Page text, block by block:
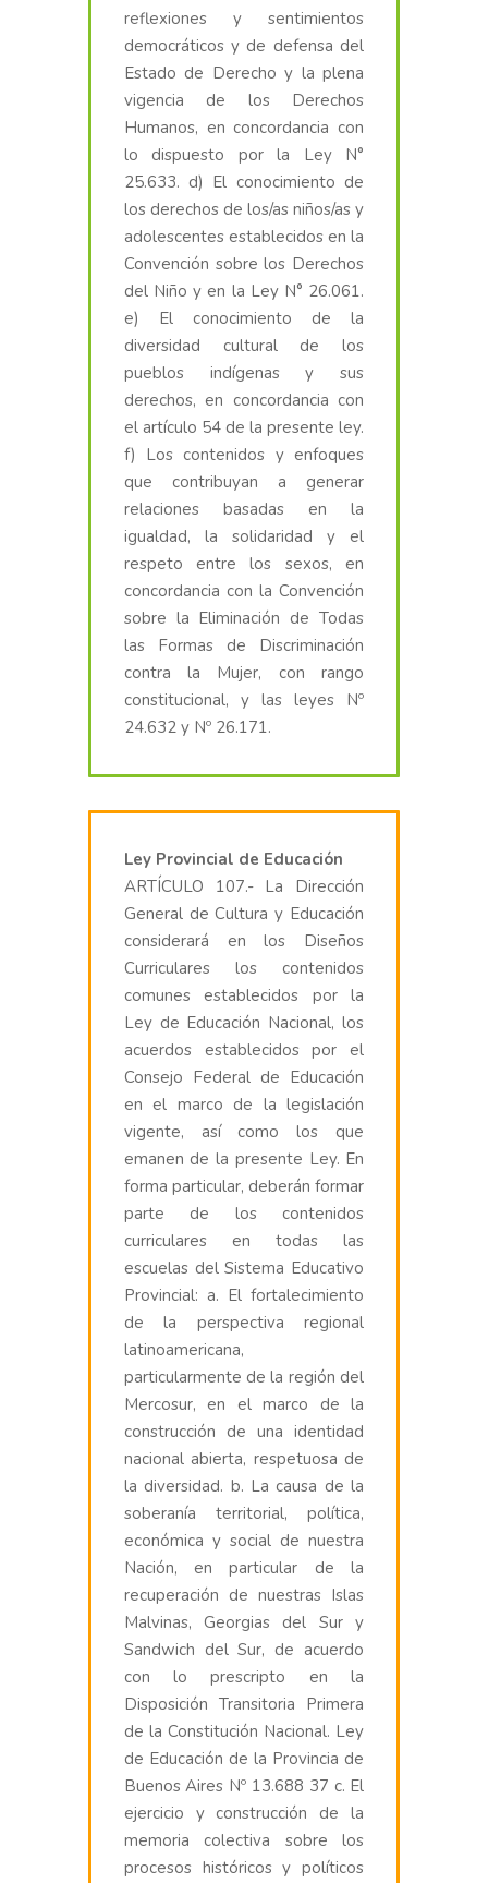
reflexiones y sentimientos
democráticos y de defensa del
Estado de Derecho y la plena
vigencia de los Derechos
Humanos, en concordancia con
lo dispuesto por la Ley N°
25.633. d) El conocimiento de
los derechos de los/as niños/as y
adolescentes establecidos en la
Convención sobre los Derechos
del Niño y en la Ley N° 26.061.
e) El conocimiento de la
diversidad cultural de los
pueblos indígenas y sus
derechos, en concordancia con
el artículo 54 de la presente ley.
f) Los contenidos y enfoques
que contribuyan a generar
relaciones basadas en la
igualdad, la solidaridad y el
respeto entre los sexos, en
concordancia con la Convención
sobre la Eliminación de Todas
las Formas de Discriminación
contra la Mujer, con rango
constitucional, y las leyes Nº
24.632 y Nº 26.171.
Ley Provincial de Educación
ARTÍCULO 107.- La Dirección
General de Cultura y Educación
considerará en los Diseños
Curriculares los contenidos
comunes establecidos por la
Ley de Educación Nacional, los
acuerdos establecidos por el
Consejo Federal de Educación
en el marco de la legislación
vigente, así como los que
emanen de la presente Ley. En
forma particular, deberán formar
parte de los contenidos
curriculares en todas las
escuelas del Sistema Educativo
Provincial: a. El fortalecimiento
de la perspectiva regional
latinoamericana,
particularmente de la región del
Mercosur, en el marco de la
construcción de una identidad
nacional abierta, respetuosa de
la diversidad. b. La causa de la
soberanía territorial, política,
económica y social de nuestra
Nación, en particular de la
recuperación de nuestras Islas
Malvinas, Georgias del Sur y
Sandwich del Sur, de acuerdo
con lo prescripto en la
Disposición Transitoria Primera
de la Constitución Nacional. Ley
de Educación de la Provincia de
Buenos Aires Nº 13.688 37 c. El
ejercicio y construcción de la
memoria colectiva sobre los
procesos históricos y políticos